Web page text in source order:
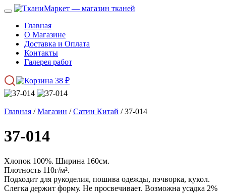
Главная
О Магазине
Доставка и Оплата
Контакты
Галерея работ
38 ₽
Главная /Магазин /Сатин Китай / 37-014
37-014
Хлопок 100%. Ширина 160см.
Плотность 110г/м².
Подходит для рукоделия, пошива одежды, пэчворка, кукол.
Слегка держит форму. Не просвечивает. Возможна усадка 2%